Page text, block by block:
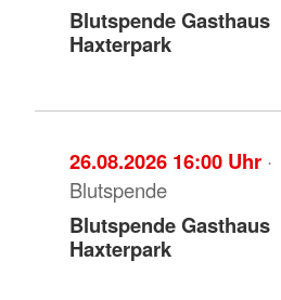
Blutspende Gasthaus
Haxterpark
26.08.2026 16:00 Uhr ·
Blutspende
Blutspende Gasthaus
Haxterpark